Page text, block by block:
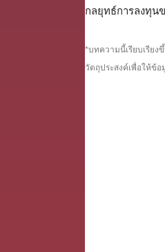
กลยุทธ์การลงทุน
*บทความนี้เรียบเรียง
วัตถุประสงค์เพื่อให้ข้